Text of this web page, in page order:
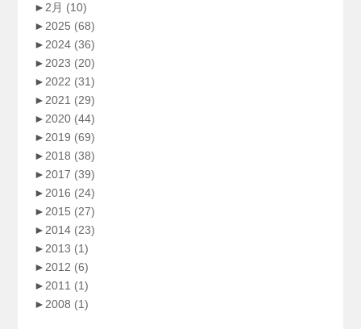
►2月 (10)
►2025 (68)
►2024 (36)
►2023 (20)
►2022 (31)
►2021 (29)
►2020 (44)
►2019 (69)
►2018 (38)
►2017 (39)
►2016 (24)
►2015 (27)
►2014 (23)
►2013 (1)
►2012 (6)
►2011 (1)
►2008 (1)